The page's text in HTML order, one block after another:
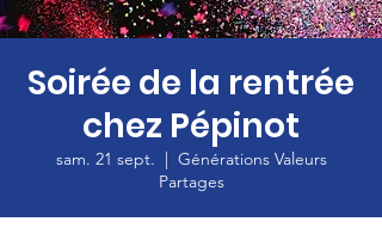
Soirée de la rentrée
chez Pépinot
sam. 21 sept.
  |
Générations Valeurs
Partages